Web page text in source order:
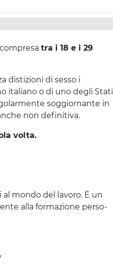
tra i 18 e i 29
distizioni di sesso i
italiano o di uno degli Stati
soggiornante in
non definitiva.
volta.
mon­do del lavo­ro. È un
alla for­ma­zio­ne per­so­